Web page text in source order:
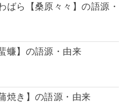
ばら【桑原々々】の語源・
蠊】の語源・由来
焼き】の語源・由来